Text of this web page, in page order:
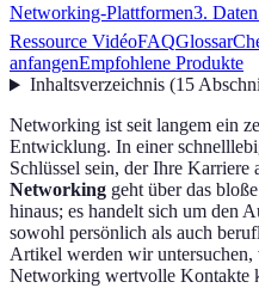
Networking-Plattformen3.
Ressource VidéoFAQGlossar
anfangenEmpfohlene Produkte
Inhaltsverzeichnis(15
Networking ist seit langem ein
Entwicklung. In einer
Schlüssel sein, der Ihre Karriere
Networking geht über das
hinaus; es handelt sich um den
sowohl persönlich als auch
Artikel werden wir untersuchen,
Networking wertvolle Kontakte